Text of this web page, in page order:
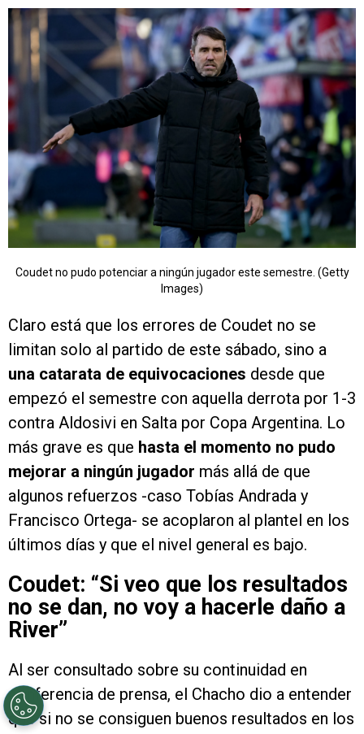
Coudet no pudo potenciar a ningún jugador este semestre. (Getty
Images)
Claro está que los errores de Coudet no se
limitan solo al partido de este sábado, sino a
una catarata de equivocaciones desde que
empezó el semestre con aquella derrota por 1-3
contra Aldosivi en Salta por Copa Argentina. Lo
más grave es que hasta el momento no pudo
mejorar a ningún jugador más allá de que
algunos refuerzos -caso Tobías Andrada y
Francisco Ortega- se acoplaron al plantel en los
últimos días y que el nivel general es bajo.
Coudet: “Si veo que los resultados
no se dan, no voy a hacerle daño a
River”
Al ser consultado sobre su continuidad en
conferencia de prensa, el Chacho dio a entender
que si no se consiguen buenos resultados en los